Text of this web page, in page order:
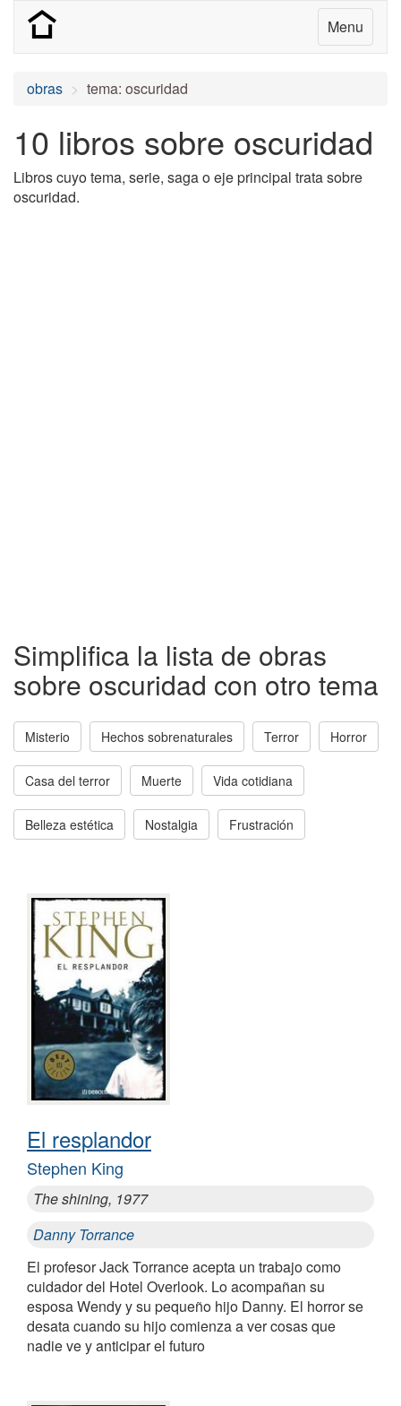
Menu
obras tema: oscuridad
10 libros sobre oscuridad
Libros cuyo tema, serie, saga o eje principal trata sobre
oscuridad.
Simplifica la lista de obras
sobre oscuridad con otro tema
Misterio Hechos sobrenaturales Terror Horror
Casa del terror Muerte Vida cotidiana
Belleza estética Nostalgia Frustración
El resplandor
Stephen King
The shining, 1977
Danny Torrance
El profesor Jack Torrance acepta un trabajo como
cuidador del Hotel Overlook. Lo acompañan su
esposa Wendy y su pequeño hijo Danny. El horror se
desata cuando su hijo comienza a ver cosas que
nadie ve y anticipar el futuro